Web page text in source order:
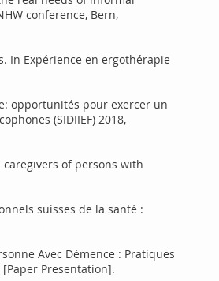
conference, Bern,
In Expérience en ergothérapie
opportunités pour exercer un
(SIDIIEF) 2018,
caregivers of persons with
suisses de la santé :
Avec Démence : Pratiques
Presentation].